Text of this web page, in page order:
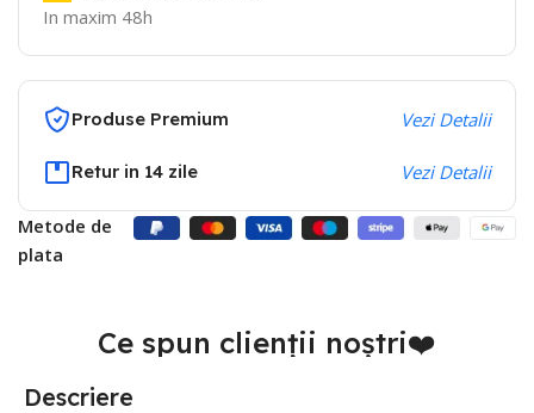
In maxim 48h
Produse Premium Vezi Detalii
Retur in 14 zile Vezi Detalii
Metode de
plata
Ce spun clienții noștri❤️
Descriere